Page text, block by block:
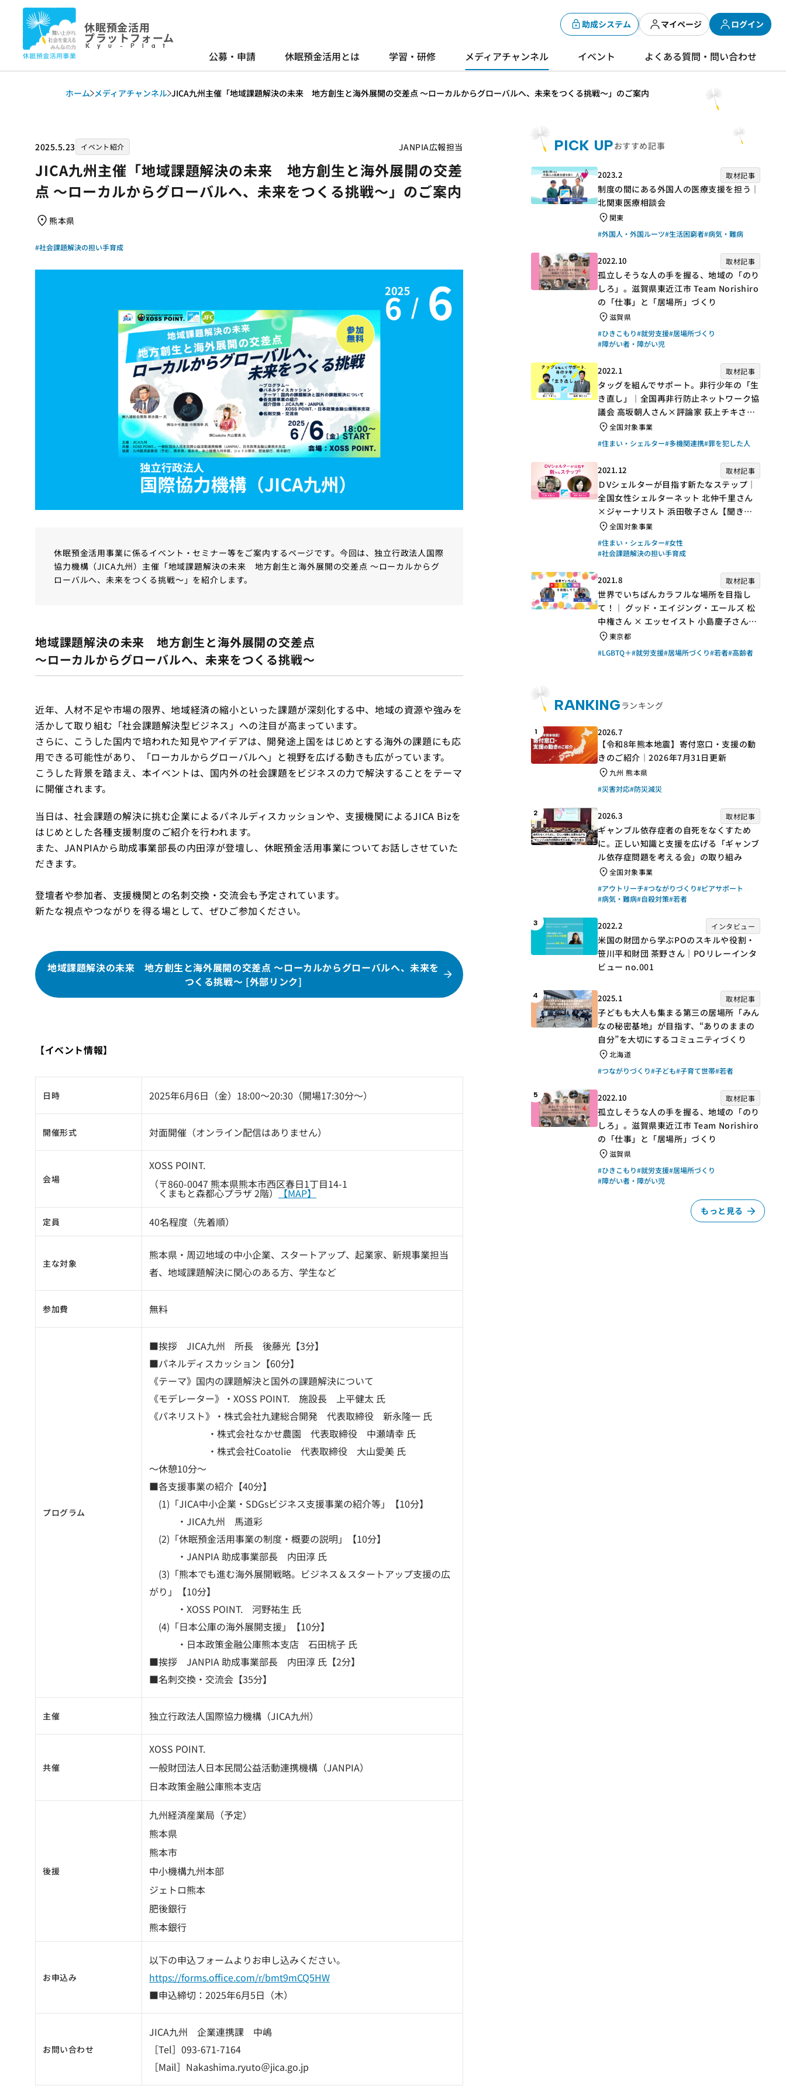
休眠預金活用
プラットフォーム
Kyu-Plat
助成システム マイページ ログイン
公募・申請 休眠預金活用とは 学習・研修 メディアチャンネル イベント よくある質問・問い合わせ
ホーム メディアチャンネル JICA九州主催「地域課題解決の未来 地方創生と海外展開の交差点 ～ローカルからグローバルへ、未来をつくる挑戦～」のご案内
2025.5.23 イベント紹介 JANPIA広報担当
JICA九州主催「地域課題解決の未来 地方創生と海外展開の交差
点 ～ローカルからグローバルへ、未来をつくる挑戦～」のご案内
熊本県
#社会課題解決の担い手育成
休眠預金活用事業に係るイベント・セミナー等をご案内するページです。今回は、独立行政法人国際
協力機構（JICA九州）主催「地域課題解決の未来 地方創生と海外展開の交差点 ～ローカルからグ
ローバルへ、未来をつくる挑戦～」を紹介します。
地域課題解決の未来 地方創生と海外展開の交差点
～ローカルからグローバルへ、未来をつくる挑戦～
近年、人材不足や市場の限界、地域経済の縮小といった課題が深刻化する中、地域の資源や強みを
活かして取り組む「社会課題解決型ビジネス」への注目が高まっています。
さらに、こうした国内で培われた知見やアイデアは、開発途上国をはじめとする海外の課題にも応
用できる可能性があり、「ローカルからグローバルへ」と視野を広げる動きも広がっています。
こうした背景を踏まえ、本イベントは、国内外の社会課題をビジネスの力で解決することをテーマ
に開催されます。
当日は、社会課題の解決に挑む企業によるパネルディスカッションや、支援機関によるJICA Bizを
はじめとした各種支援制度のご紹介を行われます。
また、JANPIAから助成事業部長の内田淳が登壇し、休眠預金活用事業についてお話しさせていた
だきます。
登壇者や参加者、支援機関との名刺交換・交流会も予定されています。
新たな視点やつながりを得る場として、ぜひご参加ください。
地域課題解決の未来 地方創生と海外展開の交差点 ～ローカルからグローバルへ、未来を
つくる挑戦～ [外部リンク]
【イベント情報】
日時 2025年6月6日（金）18:00～20:30（開場17:30分～）
開催形式 対面開催（オンライン配信はありません）
会場
XOSS POINT.
（〒860-0047 熊本県熊本市西区春日1丁目14-1
くまもと森都心プラザ 2階）【MAP】
定員 40名程度（先着順）
主な対象
熊本県・周辺地域の中小企業、スタートアップ、起業家、新規事業担当
者、地域課題解決に関心のある方、学生など
参加費 無料
プログラム
■挨拶 JICA九州 所長 後藤光【3分】
■パネルディスカッション【60分】
《テーマ》国内の課題解決と国外の課題解決について
《モデレーター》・XOSS POINT. 施設長 上平健太 氏
《パネリスト》・株式会社九建総合開発 代表取締役 新永隆一 氏
・株式会社なかせ農園 代表取締役 中瀬靖幸 氏
・株式会社Coatolie 代表取締役 大山愛美 氏
～休憩10分～
■各支援事業の紹介【40分】
(1)「JICA中小企業・SDGsビジネス支援事業の紹介等」【10分】
・JICA九州 馬道彩
(2)「休眠預金活用事業の制度・概要の説明」【10分】
・JANPIA 助成事業部長 内田淳 氏
(3)「熊本でも進む海外展開戦略。ビジネス＆スタートアップ支援の広
がり」【10分】
・XOSS POINT. 河野祐生 氏
(4)「日本公庫の海外展開支援」【10分】
・日本政策金融公庫熊本支店 石田桃子 氏
■挨拶 JANPIA 助成事業部長 内田淳 氏【2分】
■名刺交換・交流会【35分】
主催 独立行政法人国際協力機構（JICA九州）
共催
XOSS POINT.
一般財団法人日本民間公益活動連携機構（JANPIA）
日本政策金融公庫熊本支店
後援
九州経済産業局（予定）
熊本県
熊本市
中小機構九州本部
ジェトロ熊本
肥後銀行
熊本銀行
お申込み
以下の申込フォームよりお申し込みください。
https://forms.office.com/r/bmt9mCQ5HW
■申込締切：2025年6月5日（木）
お問い合わせ
JICA九州 企業連携課 中嶋
［Tel］093-671-7164
［Mail］Nakashima.ryuto＠jica.go.jp
PICK UPおすすめ記事
2023.2 取材記事
制度の間にある外国人の医療支援を担う｜
北関東医療相談会
関東
#外国人・外国ルーツ#生活困窮者#病気・難病
2022.10 取材記事
孤立しそうな人の手を握る、地域の「のり
しろ」。滋賀県東近江市 Team Norishiro
の「仕事」と「居場所」づくり
滋賀県
#ひきこもり#就労支援#居場所づくり
#障がい者・障がい児
2022.1 取材記事
タッグを組んでサポート。非行少年の「生
き直し」｜全国再非行防止ネットワーク協
議会 高坂朝人さん×評論家 荻上チキさん
【聞き手】
全国対象事業
#住まい・シェルター#多機関連携#罪を犯した人
2021.12 取材記事
ＤVシェルターが目指す新たなステップ｜
全国女性シェルターネット 北仲千里さん
×ジャーナリスト 浜田敬子さん【聞き
手】全国対象事業
#住まい・シェルター#女性
#社会課題解決の担い手育成
2021.8 取材記事
世界でいちばんカラフルな場所を目指し
て！｜ グッド・エイジング・エールズ 松
中権さん × エッセイスト 小島慶子さん
【聞き手】
東京都
#LGBTQ＋#就労支援#居場所づくり#若者#高齢者
RANKING ランキング
1 2026.7
【令和8年熊本地震】寄付窓口・支援の動
きのご紹介｜2026年7月31日更新
九州 熊本県
#災害対応#防災減災
2 2026.3 取材記事
ギャンブル依存症者の自死をなくすため
に。正しい知識と支援を広げる「ギャンブ
ル依存症問題を考える会」の取り組み
全国対象事業
#アウトリーチ#つながりづくり#ピアサポート
#病気・難病#自殺対策#若者
3 2022.2 インタビュー
米国の財団から学ぶPOのスキルや役割・
笹川平和財団 茶野さん｜POリレーインタ
ビュー no.001
4 2025.1 取材記事
子どもも大人も集まる第三の居場所「みん
なの秘密基地」が目指す、“ありのままの
自分”を大切にするコミュニティづくり
北海道
#つながりづくり#子ども#子育て世帯#若者
5 2022.10 取材記事
孤立しそうな人の手を握る、地域の「のり
しろ」。滋賀県東近江市 Team Norishiro
の「仕事」と「居場所」づくり
滋賀県
#ひきこもり#就労支援#居場所づくり
#障がい者・障がい児
もっと見る